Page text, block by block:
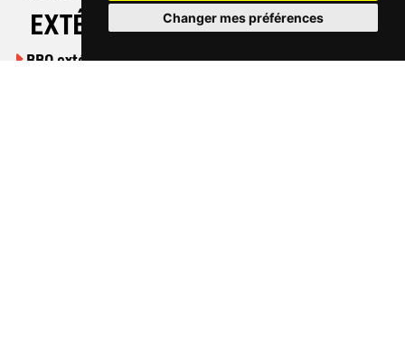
Changer mes préférences
EXTÉRIEUR
BBQ extérieur